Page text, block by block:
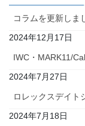
コラムを更新しま
2024年12月17日
IWC・MARK11/
2024年7月27日
ロレックスデイト
2024年7月18日